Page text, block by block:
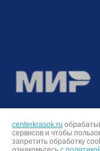
centerkrasok.ru
сервисов и чтобы
запретить обработку